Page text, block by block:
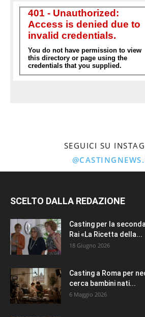
SEGUICI SU
SCELTO DALLA REDAZIONE
Casting per la
Rai «La Ricetta della...
18 Giugno 2026
Casting a Roma per
cerca bambini nati...
6 Maggio 2026